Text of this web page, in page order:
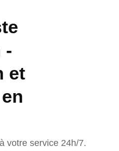
-
et
votre service 24h/7.